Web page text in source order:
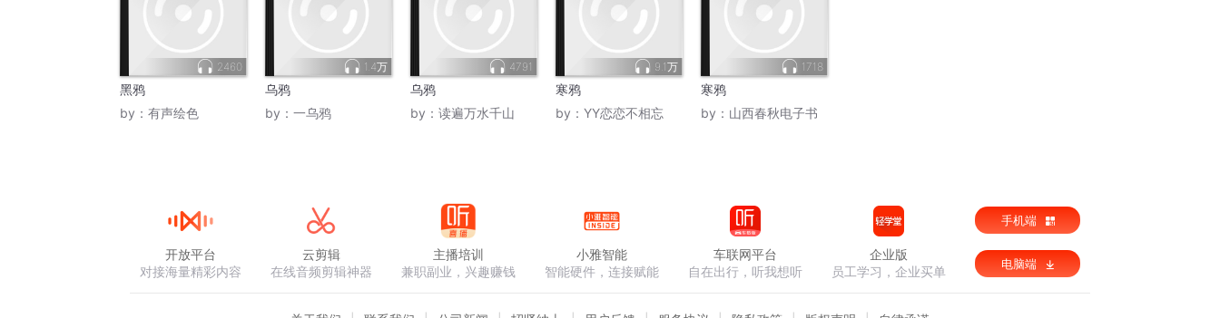
2460
黑鸦
by： 有声绘色
1.4万
乌鸦
by： 一乌鸦
4791
乌鸦
by： 读遍万水千山
9.1万
寒鸦
by： YY恋恋不相忘
1718
寒鸦
by： 山西春秋电子书
开放平台
对接海量精彩内容
云剪辑
在线音频剪辑神器
主播培训
兼职副业，兴趣赚钱
小雅智能
智能硬件，连接赋能
车联网平台
自在出行，听我想听
企业版
员工学习，企业买单
手机端
电脑端